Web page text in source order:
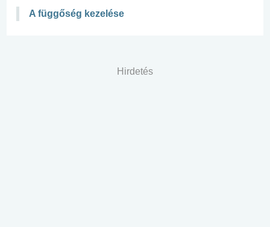
A függőség kezelése
Hirdetés